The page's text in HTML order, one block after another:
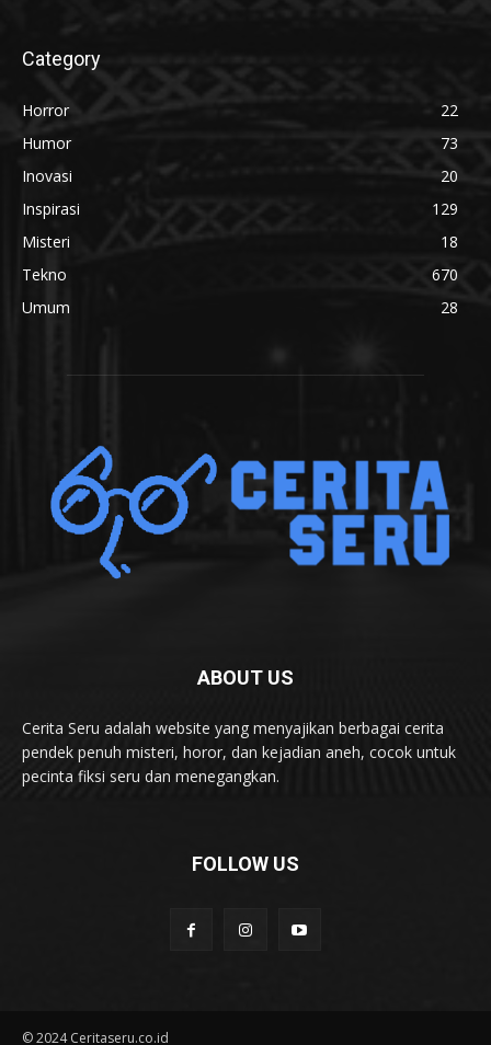
Category
Horror
22
Humor
73
Inovasi
20
Inspirasi
129
Misteri
18
Tekno
670
Umum
28
ABOUT US
Cerita Seru adalah website yang menyajikan berbagai cerita
pendek penuh misteri, horor, dan kejadian aneh, cocok untuk
pecinta fiksi seru dan menegangkan.
FOLLOW US
© 2024 Ceritaseru.co.id